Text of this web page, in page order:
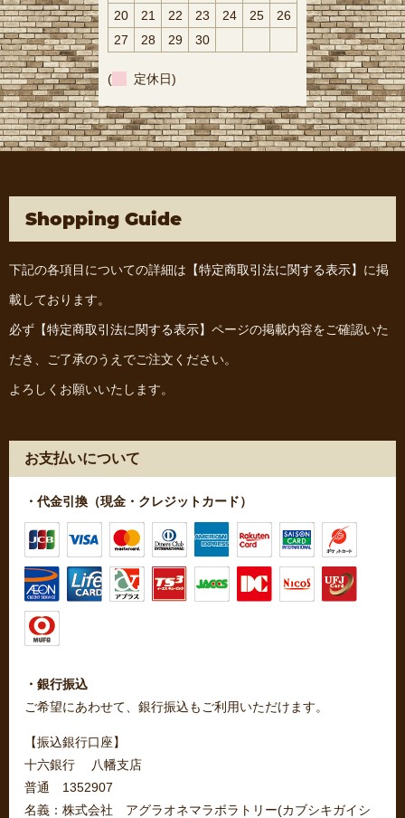
20 21 22 23 24 25
26
27
28 29 30
( 定休日)
Shopping Guide
下記の各項目についての詳細は 【特定商取引法に関する表示】 に掲
載しております。
必ず 【特定商取引法に関する表示】 ページの掲載内容をご確認いた
だき、ご了承のうえでご注文ください。
よろしくお願いいたします。
お支払いについて
・代金引換（現金・クレジットカード）
・銀行振込
ご希望にあわせて、銀行振込もご利用いただけます。
【振込銀行口座】
十六銀行 八幡支店
普通 1352907
名義：株式会社 アグラオネマラボラトリー(カブシキガイシ